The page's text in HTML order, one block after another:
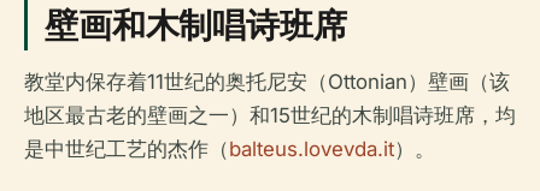
壁画和木制唱诗班席
教堂内保存着11世纪的奥托尼安（Ottonian）壁画（该
地区最古老的壁画之一）和15世纪的木制唱诗班席，均
是中世纪工艺的杰作（balteus.lovevda.it）。